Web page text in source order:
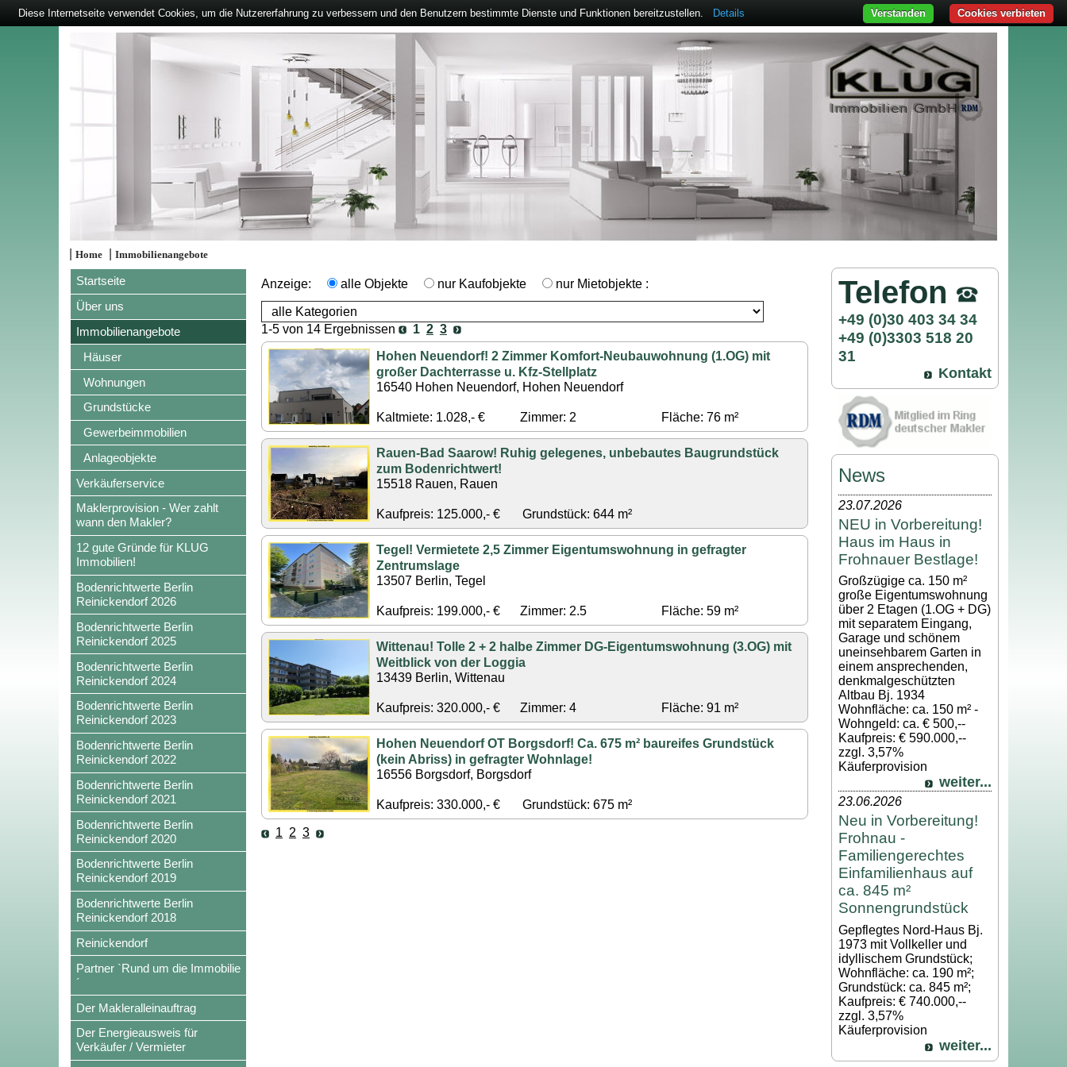
|Home |Immobilienangebote
Startseite
Über uns
Immobilienangebote
Häuser
Wohnungen
Grundstücke
Gewerbeimmobilien
Anlageobjekte
Verkäuferservice
Maklerprovision - Wer zahlt
wann den Makler?
12 gute Gründe für KLUG
Immobilien!
Bodenrichtwerte Berlin
Reinickendorf 2026
Bodenrichtwerte Berlin
Reinickendorf 2025
Bodenrichtwerte Berlin
Reinickendorf 2024
Bodenrichtwerte Berlin
Reinickendorf 2023
Bodenrichtwerte Berlin
Reinickendorf 2022
Bodenrichtwerte Berlin
Reinickendorf 2021
Bodenrichtwerte Berlin
Reinickendorf 2020
Bodenrichtwerte Berlin
Reinickendorf 2019
Bodenrichtwerte Berlin
Reinickendorf 2018
Reinickendorf
Partner `Rund um die Immobilie
´
Der Makleralleinauftrag
Der Energieausweis für
Verkäufer / Vermieter
Anzeige: alle Objekte nur Kaufobjekte nur Mietobjekte :
1-5 von 14 Ergebnissen 1 2 3
Hohen Neuendorf! 2 Zimmer Komfort-Neubauwohnung (1.OG) mit
großer Dachterrasse u. Kfz-Stellplatz
16540 Hohen Neuendorf, Hohen Neuendorf
Kaltmiete: 1.028,- € Zimmer: 2 Fläche: 76 m²
Rauen-Bad Saarow! Ruhig gelegenes, unbebautes Baugrundstück
zum Bodenrichtwert!
15518 Rauen, Rauen
Kaufpreis: 125.000,- € Grundstück: 644 m²
Tegel! Vermietete 2,5 Zimmer Eigentumswohnung in gefragter
Zentrumslage
13507 Berlin, Tegel
Kaufpreis: 199.000,- € Zimmer: 2.5 Fläche: 59 m²
Wittenau! Tolle 2 + 2 halbe Zimmer DG-Eigentumswohnung (3.OG) mit
Weitblick von der Loggia
13439 Berlin, Wittenau
Kaufpreis: 320.000,- € Zimmer: 4 Fläche: 91 m²
Hohen Neuendorf OT Borgsdorf! Ca. 675 m² baureifes Grundstück
(kein Abriss) in gefragter Wohnlage!
16556 Borgsdorf, Borgsdorf
Kaufpreis: 330.000,- € Grundstück: 675 m²
1 2 3
Telefon
+49 (0)30 403 34 34
+49 (0)3303 518 20
31
Kontakt
News
23.07.2026
NEU in Vorbereitung!
Haus im Haus in
Frohnauer Bestlage!
Großzügige ca. 150 m²
große Eigentumswohnung
über 2 Etagen (1.OG + DG)
mit separatem Eingang,
Garage und schönem
uneinsehbarem Garten in
einem ansprechenden,
denkmalgeschützten
Altbau Bj. 1934
Wohnfläche: ca. 150 m² -
Wohngeld: ca. € 500,--
Kaufpreis: € 590.000,--
zzgl. 3,57%
Käuferprovision
weiter...
23.06.2026
Neu in Vorbereitung!
Frohnau -
Familiengerechtes
Einfamilienhaus auf
ca. 845 m²
Sonnengrundstück
Gepflegtes Nord-Haus Bj.
1973 mit Vollkeller und
idyllischem Grundstück;
Wohnfläche: ca. 190 m²;
Grundstück: ca. 845 m²;
Kaufpreis: € 740.000,--
zzgl. 3,57%
Käuferprovision
weiter...
Diese Internetseite verwendet Cookies, um die Nutzererfahrung zu verbessern und den Benutzern bestimmte Dienste und Funktionen bereitzustellen. Details Cookies verbieten
Verstanden